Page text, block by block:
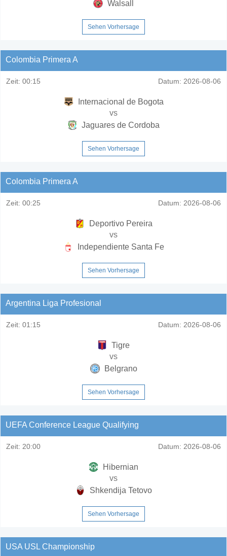
Walsall
Sehen Vorhersage
Colombia Primera A
Zeit: 00:15 Datum: 2026-08-06
Internacional de Bogota
vs
Jaguares de Cordoba
Sehen Vorhersage
Colombia Primera A
Zeit: 00:25 Datum: 2026-08-06
Deportivo Pereira
vs
Independiente Santa Fe
Sehen Vorhersage
Argentina Liga Profesional
Zeit: 01:15 Datum: 2026-08-06
Tigre
vs
Belgrano
Sehen Vorhersage
UEFA Conference League Qualifying
Zeit: 20:00 Datum: 2026-08-06
Hibernian
vs
Shkendija Tetovo
Sehen Vorhersage
USA USL Championship